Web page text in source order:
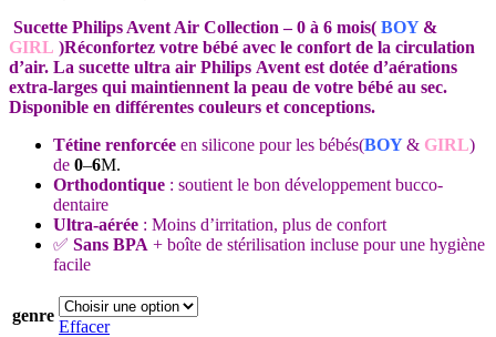
initial
était :
د.م.213.33.
actuel
est :
د.م.160.00.
Sucette Philips Avent Air Collection – 0 à 6 mois( BOY&
GIRL )Réconfortez votre bébé avec le confort de la circulation
d’air. La sucette ultra air Philips Avent est dotée d’aérations
extra-larges qui maintiennent la peau de votre bébé au sec.
Disponible en différentes couleurs et conceptions.
Tétine renforcée en silicone pour les bébés(BOY & GIRL)
de 0–6M.
Orthodontique : soutient le bon développement bucco-
dentaire
Ultra-aérée : Moins d’irritation, plus de confort
✅ Sans BPA + boîte de stérilisation incluse pour une hygiène
facile
genre
Effacer